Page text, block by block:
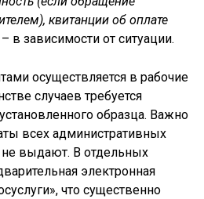
квитанции об оплате
– в зависимости от ситуации.
осуществляется в рабочие
случаев требуется
образца. Важно
всех административных
выдают. В отдельных
электронная
что существенно